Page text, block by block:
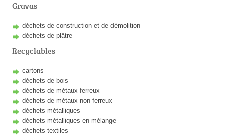
Gravas
déchets de construction et de démolition
déchets de plâtre
Recyclables
cartons
déchets de bois
déchets de métaux ferreux
déchets de métaux non ferreux
déchets métalliques
déchets métalliques en mélange
déchets textiles